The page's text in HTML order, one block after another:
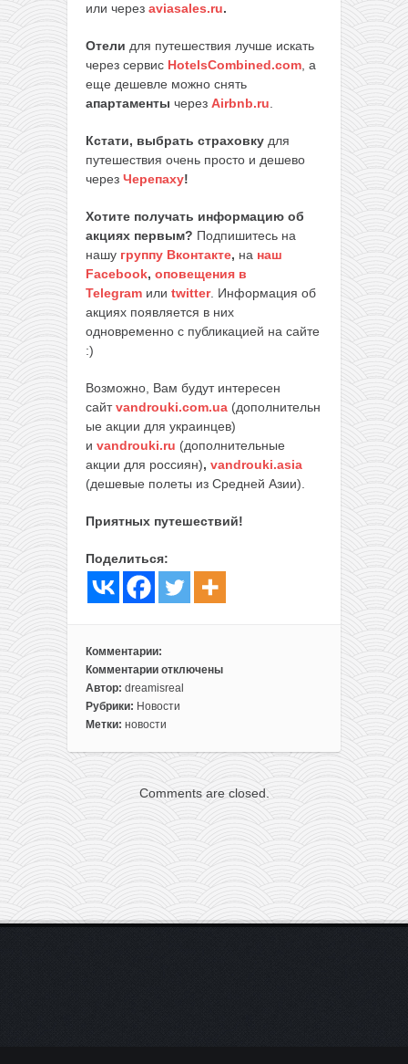
или через aviasales.ru.
Отели для путешествия лучше искать
через сервис HotelsCombined.com, а
еще дешевле можно снять
апартаменты через Airbnb.ru.
Кстати, выбрать страховку для
путешествия очень просто и дешево
через Черепаху!
Хотите получать информацию об
акциях первым? Подпишитесь на
нашу группу Вконтакте, на наш
Facebook, оповещения в
Telegram или twitter. Информация об
акциях появляется в них
одновременно с публикацией на сайте
:)
Возможно, Вам будут интересен
сайтvandrouki.com.ua (дополнительн
ые акции для украинцев)
и vandrouki.ru (дополнительные
акции для россиян), vandrouki.asia
(дешевые полеты из Средней Азии).
Приятных путешествий!
Поделиться:
Комментарии:
Комментарии
к
записи
Новости
путешествиях,
которые
вы
пропустили
этой
неделе
17
мая)
отключены
Автор: dreamisreal
Рубрики: Новости
Метки: новости
Comments are closed.